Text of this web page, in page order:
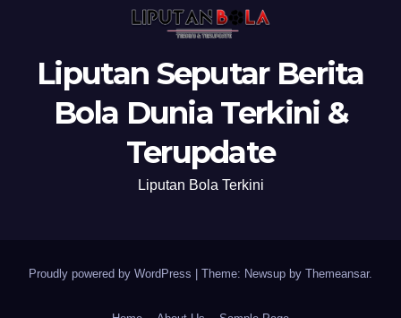
Liputan Seputar Berita
Bola Dunia Terkini &
Terupdate
Liputan Bola Terkini
Proudly powered by WordPress | Theme: Newsup by Themeansar.